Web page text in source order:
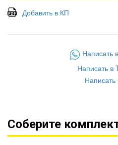
Добавить в КП
Написать
Написать в
Написать
Соберите